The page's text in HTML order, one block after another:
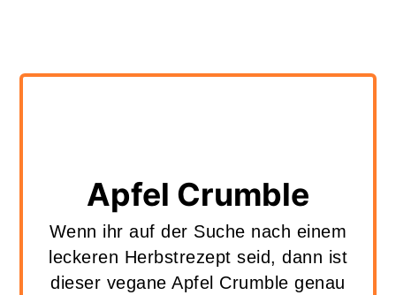
Apfel Crumble
Wenn ihr auf der Suche nach einem
leckeren Herbstrezept seid, dann ist
dieser vegane Apfel Crumble genau